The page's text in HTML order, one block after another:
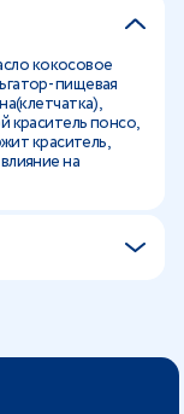
кокосовое
пищевая
краситель понсо,
краситель,
на